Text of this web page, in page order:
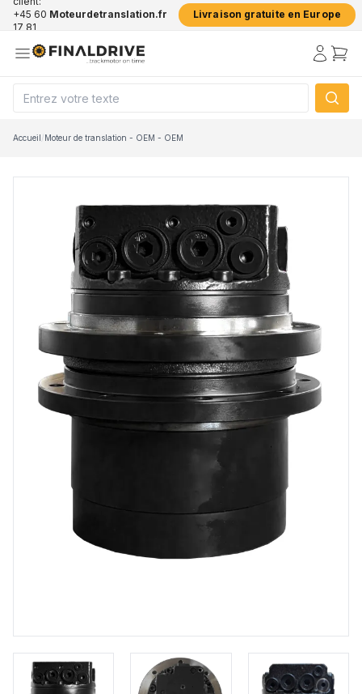
+45 60
17 81
Moteurdetranslation.fr Livraison gratuite en Europe
Accueil/Moteur de translation - OEM - OEM